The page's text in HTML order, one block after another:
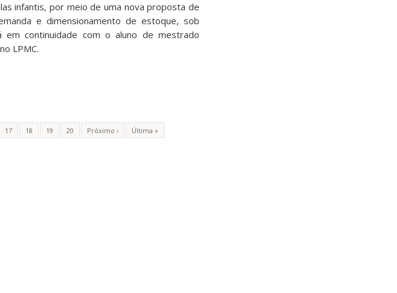
infantis, por meio de uma nova proposta de
e dimensionamento de estoque, sob
continuidade com o aluno de mestrado
LPMC.
17 18 19 20 Próximo › Última »